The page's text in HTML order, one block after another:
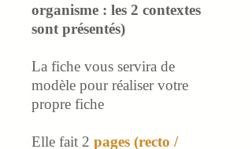
organisme : les 2 contextes
sont présentés)
La fiche vous servira de
modèle pour réaliser votre
propre fiche
Elle fait 2 pages (recto /